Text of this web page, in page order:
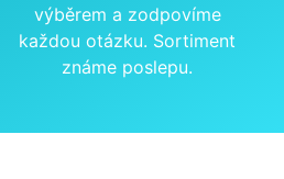
výběrem a zodpovíme
každou otázku. Sortiment
známe poslepu.